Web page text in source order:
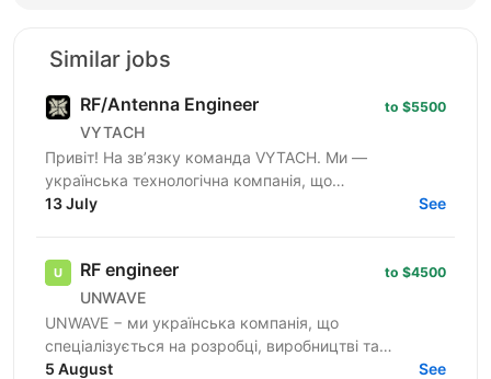
Similar jobs
RF/Antenna Engineer
VYTACH
to $5500
Привіт! На зв’язку команда VYTACH. Ми —
українська технологічна компанія, що
спеціалізується на розробці та виготовленні
13 July See
RF engineer
UNWAVE
to $4500
UNWAVE − ми українська компанія, що
спеціалізується на розробці, виробництві та
інтеграції рішень у сфері радіоелектронної боротьби
5 August See